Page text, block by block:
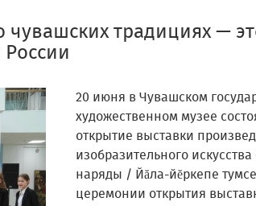
чувашских традициях —
20 июня в Чувашском
художественном музее
открытие выставки
изобразительного
наряды / Йăла-йĕркепе
церемонии открытия